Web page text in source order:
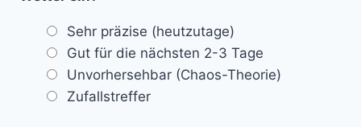
Sehr präzise (heutzutage)
Gut für die nächsten 2-3 Tage
Unvorhersehbar (Chaos-Theorie)
Zufallstreffer